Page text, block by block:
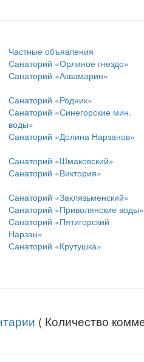
Частные объявления
Санаторий «Орлиное гнездо»
Санаторий «Аквамарин»
Санаторий «Родник»
Санаторий «Синегорские мин.
воды»
Санаторий «Долина Нарзанов»
Санаторий «Шмаковский»
Санаторий «Виктория»
Санаторий «Заклязьменский»
Санаторий «Приволянские воды»
Санаторий «Пятигорский
Нарзан»
Санаторий «Крутушка»
( Количество